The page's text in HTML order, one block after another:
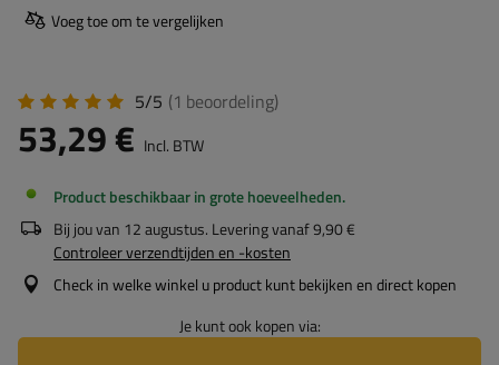
Voeg toe om te vergelijken
5/5 (1 beoordeling)
53,29 € Incl. BTW
Product beschikbaar in grote hoeveelheden
Bij jou van 12 augustus. Levering vanaf9,90 €
Controleer verzendtijden en -kosten
Check in welke winkel u product kunt bekijken en direct kopen
Je kunt ook kopen via: